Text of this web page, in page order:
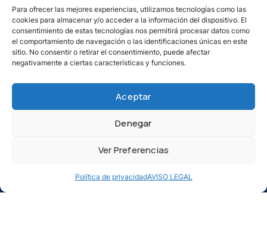
Para ofrecer las mejores experiencias, utilizamos tecnologías como las
cookies para almacenar y/o acceder a la información del dispositivo. El
consentimiento de estas tecnologías nos permitirá procesar datos como
el comportamiento de navegación o las identificaciones únicas en este
sitio. No consentir o retirar el consentimiento, puede afectar
negativamente a ciertas características y funciones.
Aceptar
Denegar
Ver Preferencias
Política de privacidadAVISO LEGAL
2 inmersiones laguna, lago o embalse
Lastres y botella
Instructor en aguas abiertas
Tarjeta Digital y diploma una vez obtenida la
certificación
Desplazamiento, alojamiento y comidas en la salida a
TODO lo no incluido en el apartado de INCLUYE